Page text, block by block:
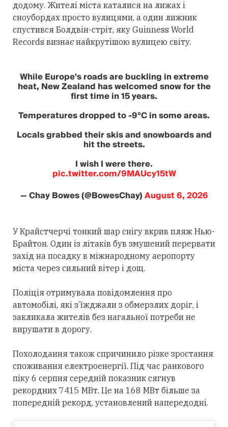
додому. Жителі міста каталися на лижах і
сноубордах просто вулицями, а один лижник
спустився Болдвін-стріт, яку Guinness World
Records визнає найкрутішою вулицею світу.
While Europe's roads are buckling in extreme
heat, New Zealand has welcomed snow for the
first time in 15 years.
Temperatures dropped to -9°C in some areas.
Locals grabbed their skis and snowboards and
hit the streets.
I wish I were there.
pic.twitter.com/9MAUcy15tW
— Chay Bowes (@BowesChay)August 6, 2026
У Крайстчерчі тонкий шар снігу вкрив пляж Нью-
Брайтон. Один із літаків був змушений перервати
захід на посадку в міжнародному аеропорту
міста через сильний вітер і дощ.
Поліція отримувала повідомлення про
автомобілі, які з’їжджали з обмерзлих доріг, і
закликала жителів без нагальної потреби не
вирушати в дорогу.
Похолодання також спричинило різке зростання
споживання електроенергії. Під час ранкового
піку 6 серпня середній показник сягнув
рекордних 7415 МВт. Це на 168 МВт більше за
попередній рекорд, установлений напередодні.